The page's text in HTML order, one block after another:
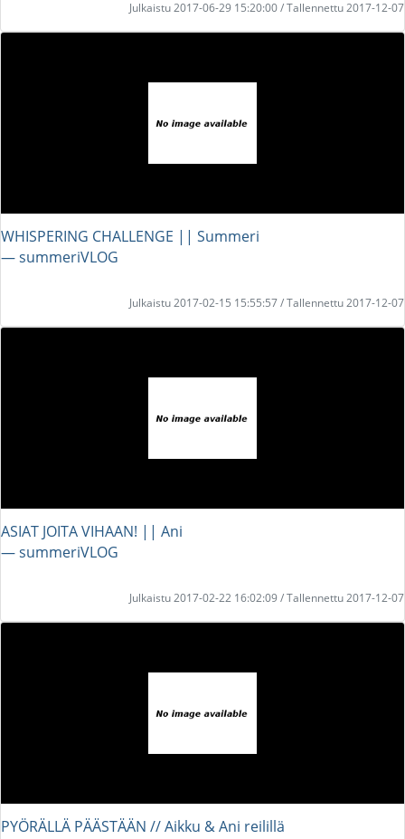
Julkaistu 2017-06-29 15:20:00 / Tallennettu 2017-12-07
WHISPERING CHALLENGE || Summeri
― summeriVLOG
Julkaistu 2017-02-15 15:55:57 / Tallennettu 2017-12-07
ASIAT JOITA VIHAAN! || Ani
― summeriVLOG
Julkaistu 2017-02-22 16:02:09 / Tallennettu 2017-12-07
PYÖRÄLLÄ PÄÄSTÄÄN // Aikku & Ani reilillä